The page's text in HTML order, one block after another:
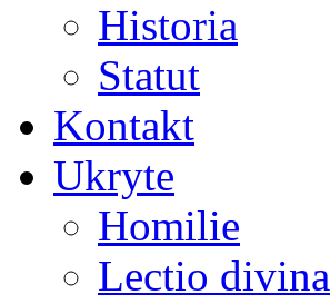
Historia
Statut
Kontakt
Ukryte
Homilie
Lectio divina